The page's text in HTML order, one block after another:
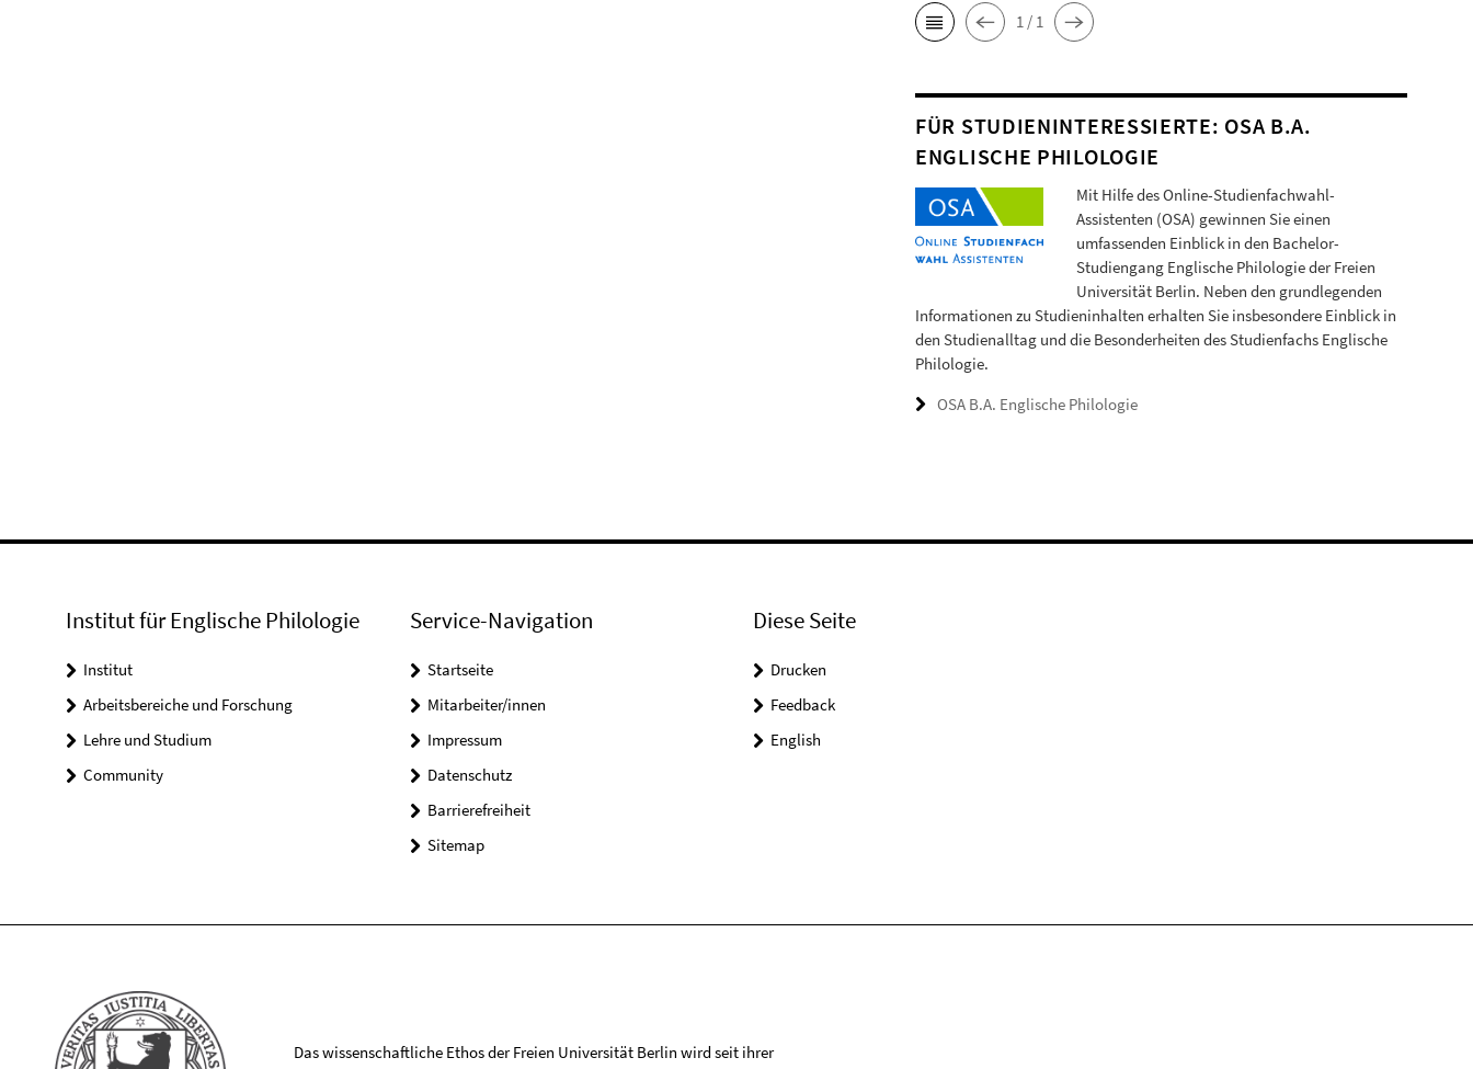
1 / 1
FÜR STUDIENINTERESSIERTE: OSA B.A.
ENGLISCHE PHILOLOGIE
Mit Hilfe des Online-Studienfachwahl-
Assistenten (OSA) gewinnen Sie einen
umfassenden Einblick in den Bachelor-
Studiengang Englische Philologie der Freien
Universität Berlin. Neben den grundlegenden
Informationen zu Studieninhalten erhalten Sie insbesondere Einblick in
den Studienalltag und die Besonderheiten des Studienfachs Englische
Philologie.
OSA B.A. Englische Philologie
Institut für Englische Philologie
Institut
Arbeitsbereiche und Forschung
Lehre und Studium
Community
Service-Navigation
Startseite
Mitarbeiter/innen
Impressum
Datenschutz
Barrierefreiheit
Sitemap
Diese Seite
Drucken
Feedback
English
Das wissenschaftliche Ethos der Freien Universität Berlin wird seit ihrer